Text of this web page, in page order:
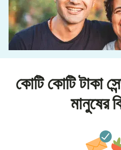
কোটি কোটি টাকা
মানুষের